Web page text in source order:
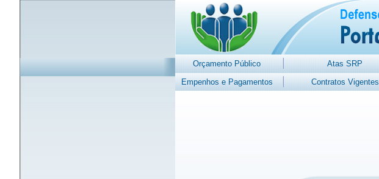
Orçamento Público Atas SRP
Empenhos e Pagamentos
Contratos Vigentes